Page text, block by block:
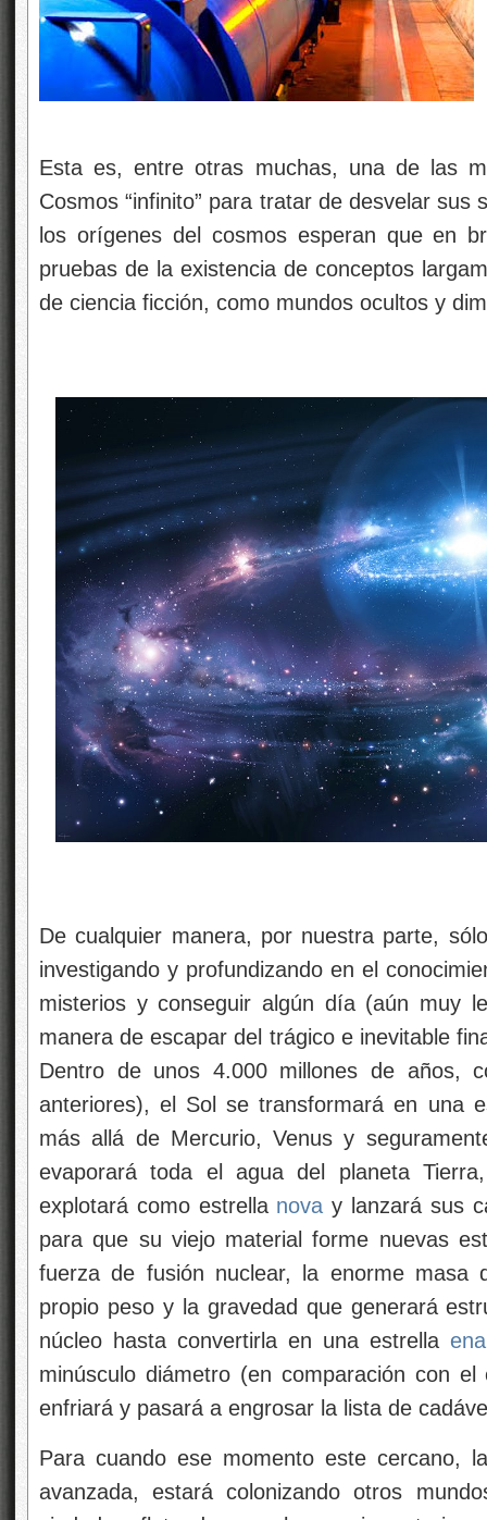
Esta es, entre otras muchas, una de las
Cosmos “infinito” para tratar de desvelar
los orígenes del cosmos esperan que en
pruebas de la existencia de conceptos
de ciencia ficción, como mundos ocultos y
De cualquier manera, por nuestra parte,
investigando y profundizando en el
misterios y conseguir algún día (aún muy
manera de escapar del trágico e inevitable
Dentro de unos 4.000 millones de años,
anteriores), el Sol se transformará en una
más allá de Mercurio, Venus y
evaporará toda el agua del planeta
explotará como estrella nova y lanzará sus
para que su viejo material forme nuevas
fuerza de fusión nuclear, la enorme masa
propio peso y la gravedad que generará
núcleo hasta convertirla en una estrella
minúsculo diámetro (en comparación con
enfriará y pasará a engrosar la lista de
Para cuando ese momento este cercano,
avanzada, estará colonizando otros